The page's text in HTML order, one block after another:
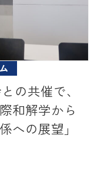
の共催で、
和解学から
への展望」